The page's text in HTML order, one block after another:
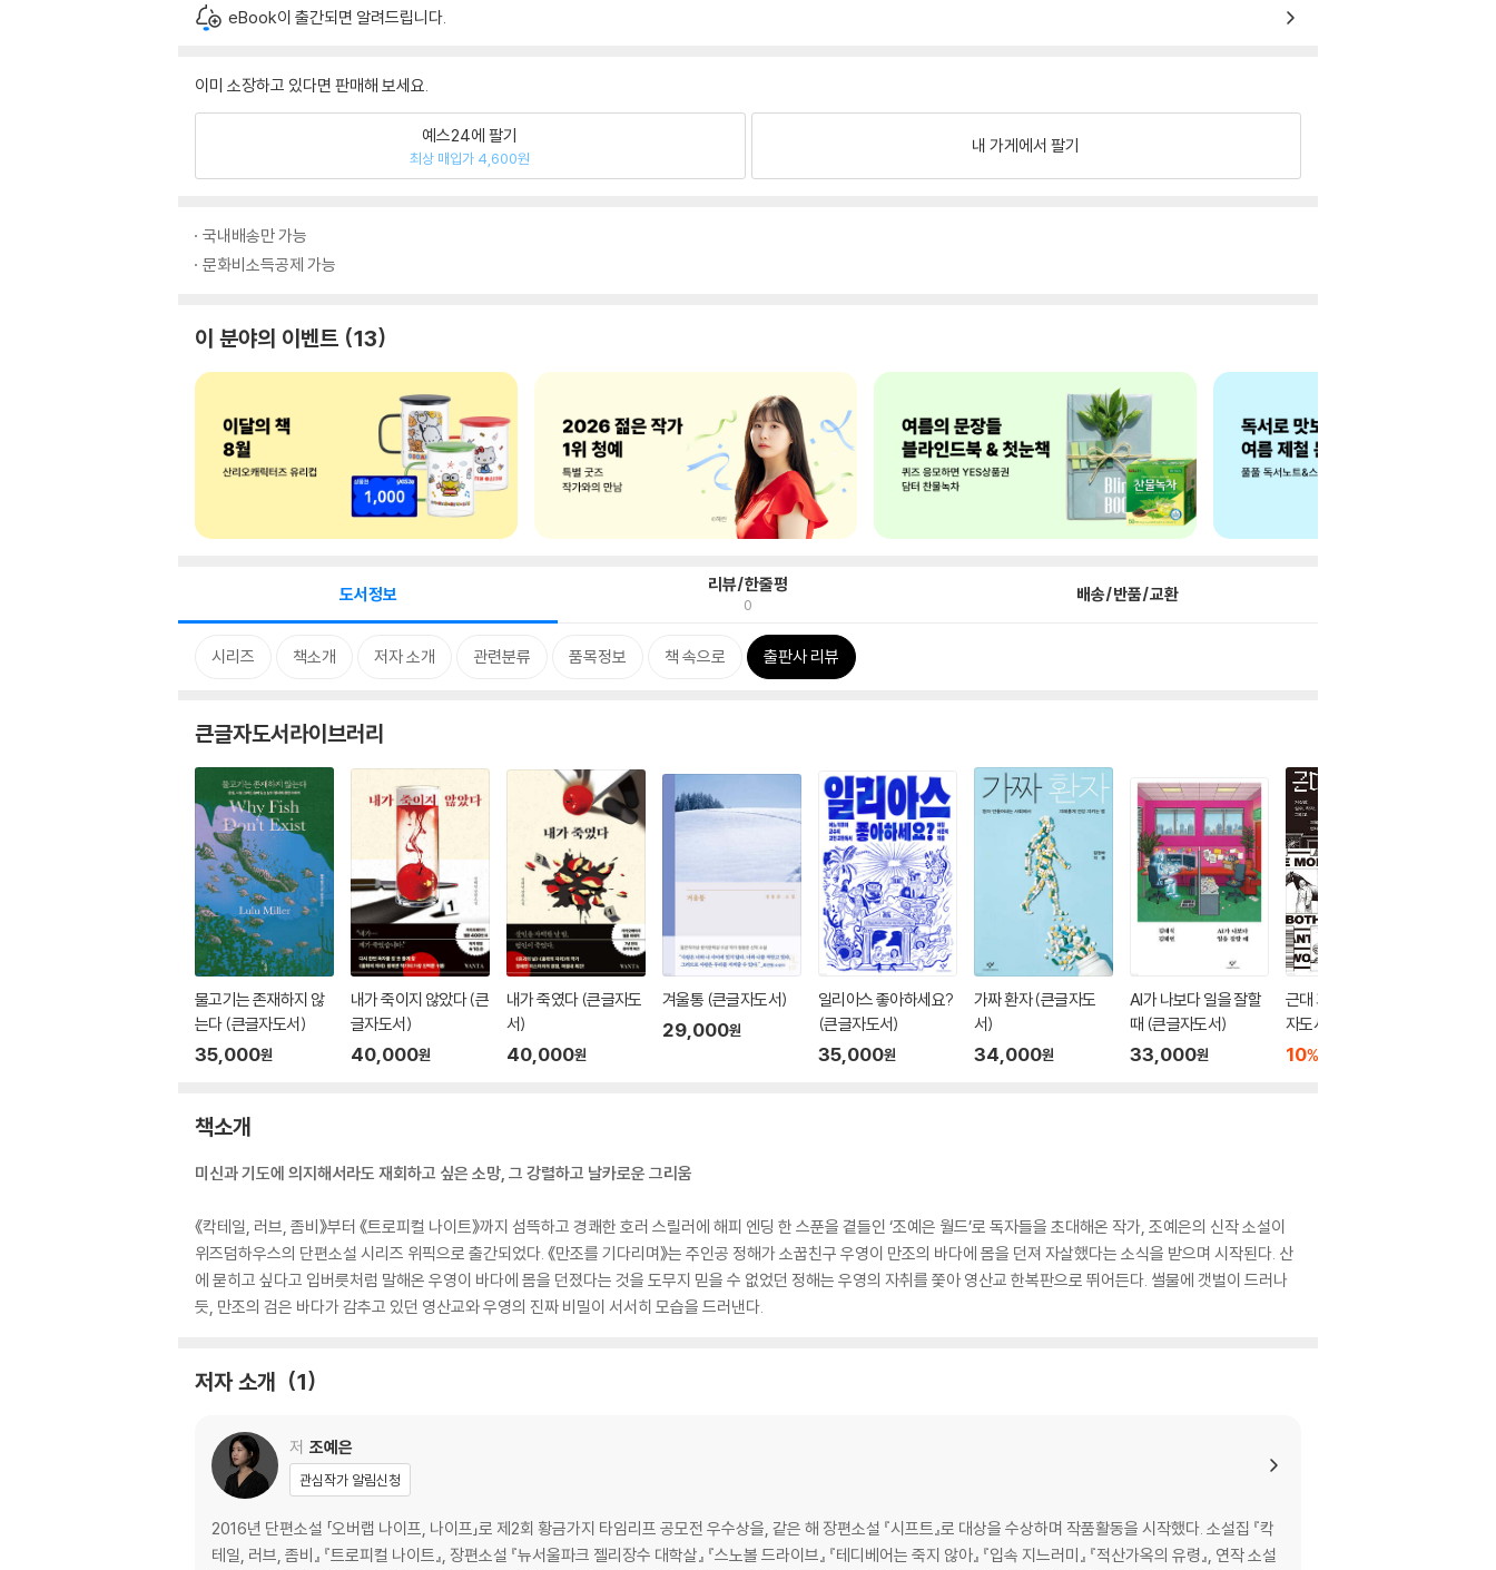
eBook이 출간되면 알려드립니다.
이미 소장하고 있다면 판매해 보세요.
예스24에 팔기
최상 매입가 4,600원
내 가게에서 팔기
국내배송만 가능
문화비소득공제 가능
이 분야의 이벤트 13
도서정보 리뷰/한줄평
0 배송/반품/교환
시리즈 책소개 저자 소개 관련분류 품목정보 책 속으로 출판사 리뷰
큰글자도서라이브러리
물고기는 존재하지 않
는다 (큰글자도서)
35,000원
내가 죽이지 않았다 (큰
글자도서)
40,000원
내가 죽였다 (큰글자도
서)
40,000원
겨울통 (큰글자도서)
29,000원
일리아스 좋아하세요?
(큰글자도서)
35,000원
가짜 환자 (큰글자도
서)
34,000원
AI가 나보다 일을 잘할
때 (큰글자도서)
33,000원
근대 괴물 사기극 (큰글
자도서)
10%
책소개
미신과 기도에 의지해서라도 재회하고 싶은 소망, 그 강렬하고 날카로운 그리움
《칵테일, 러브, 좀비》부터 《트로피컬 나이트》까지 섬뜩하고 경쾌한 호러 스릴러에 해피 엔딩 한 스푼을 곁들인 ‘조예은 월드’로 독자들을 초대해온 작가, 조예은의 신작 소설이
위즈덤하우스의 단편소설 시리즈 위픽으로 출간되었다. 《만조를 기다리며》는 주인공 정해가 소꿉친구 우영이 만조의 바다에 몸을 던져 자살했다는 소식을 받으며 시작된다. 산
에 묻히고 싶다고 입버릇처럼 말해온 우영이 바다에 몸을 던졌다는 것을 도무지 믿을 수 없었던 정해는 우영의 자취를 쫓아 영산교 한복판으로 뛰어든다. 썰물에 갯벌이 드러나
듯, 만조의 검은 바다가 감추고 있던 영산교와 우영의 진짜 비밀이 서서히 모습을 드러낸다.
저자 소개 1
저 조예은
관심작가 알림신청
2016년 단편소설 「오버랩 나이프, 나이프」로 제2회 황금가지 타임리프 공모전 우수상을, 같은 해 장편소설 『시프트』로 대상을 수상하며 작품활동을 시작했다. 소설집 『칵
테일, 러브, 좀비』 『트로피컬 나이트』, 장편소설 『뉴서울파크 젤리장수 대학살』 『스노볼 드라이브』 『테디베어는 죽지 않아』 『입속 지느러미』 『적산가옥의 유령』, 연작 소설